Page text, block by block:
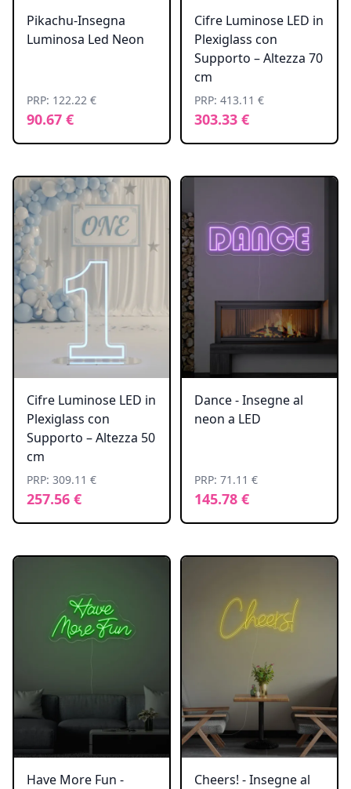
Pikachu-Insegna
Luminosa Led Neon
PRP: 122.22 €
90.67 €
Cifre Luminose LED in
Plexiglass con
Supporto – Altezza 70
cm
PRP: 413.11 €
303.33 €
Cifre Luminose LED in
Plexiglass con
Supporto – Altezza 50
cm
PRP: 309.11 €
257.56 €
Dance - Insegne al
neon a LED
PRP: 71.11 €
145.78 €
Have More Fun -
Cheers! - Insegne al